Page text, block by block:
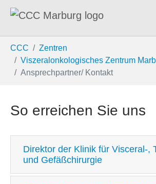
CCC
Zentren
Viszeralonkologisches Zentrum
Ansprechpartner/ Kontakt
So erreichen Sie uns
Direktor der Klinik für Visceral-,
und Gefäßchirurgie